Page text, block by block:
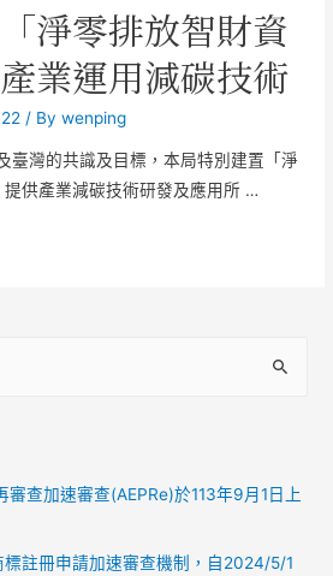
淨零排放智財資
業運用減碳技術
/ Bywenping
臺灣的共識及目標，本局特別建置「淨
供產業減碳技術研發及應用所 …
查加速審查(AEPRe)於113年9月1日上
標註冊申請加速審查機制，自2024/5/1